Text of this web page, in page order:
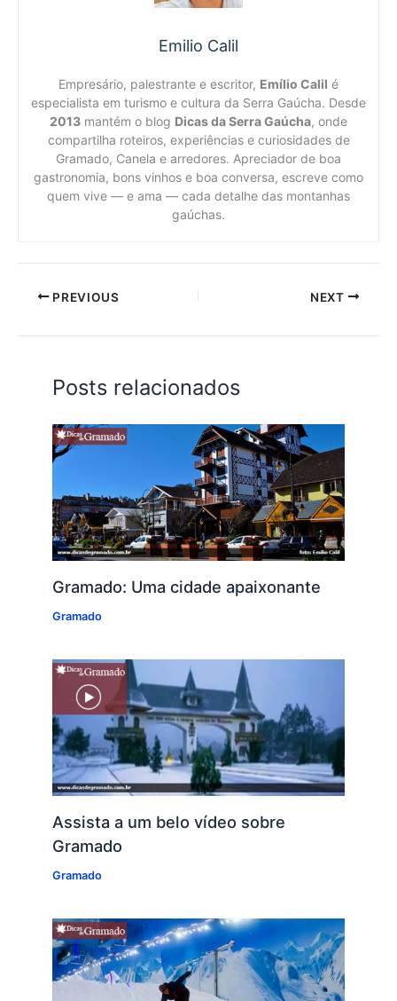
Emilio Calil
Empresário, palestrante e escritor, Emílio Calil é
especialista em turismo e cultura da Serra Gaúcha. Desde
2013 mantém o blog Dicas da Serra Gaúcha, onde
compartilha roteiros, experiências e curiosidades de
Gramado, Canela e arredores. Apreciador de boa
gastronomia, bons vinhos e boa conversa, escreve como
quem vive — e ama — cada detalhe das montanhas
gaúchas.
PREVIOUS NEXT
Posts relacionados
Gramado: Uma cidade apaixonante
Gramado
Assista a um belo vídeo sobre
Gramado
Gramado